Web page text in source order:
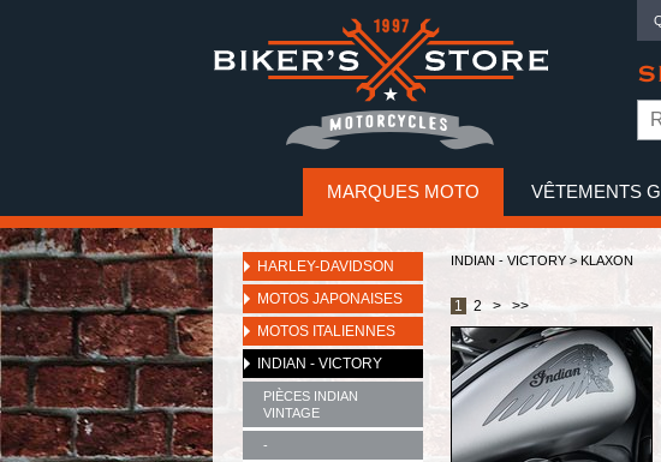
MARQUES MOTO VÊTEMENTS
HARLEY-DAVIDSON
MOTOS JAPONAISES
MOTOS ITALIENNES
INDIAN - VICTORY
PIÈCES INDIAN
VINTAGE
-
INDIAN - VICTORY > KLAXON
1 2 > >>